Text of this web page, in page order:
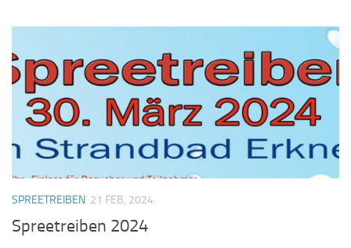
SPREETREIBEN 21 FEB, 2024
Spreetreiben 2024